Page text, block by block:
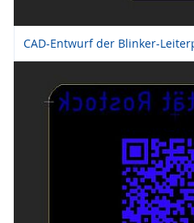
CAD-Entwurf der Blinker-